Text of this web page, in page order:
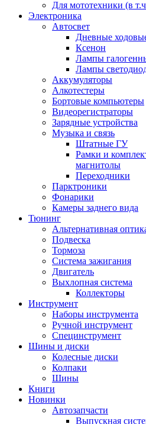
Для мототехники (в
Электроника
Автосвет
Дневные
Ксенон
Лампы
Лампы
Аккумуляторы
Алкотестеры
Бортовые компьютеры
Видеорегистраторы
Зарядные устройства
Музыка и связь
Штатные ГУ
Рамки и
магнитолы
Переходники
Парктроники
Фонарики
Камеры заднего вида
Тюнинг
Альтернативная
Подвеска
Тормоза
Система зажигания
Двигатель
Выхлопная система
Коллекторы
Инструмент
Наборы инструмента
Ручной инструмент
Специнструмент
Шины и диски
Колесные диски
Колпаки
Шины
Книги
Новинки
Автозапчасти
Выпускная